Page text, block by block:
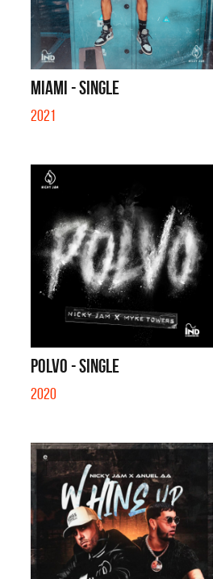
MIAMI - SINGLE
2021
POLVO - SINGLE
2020